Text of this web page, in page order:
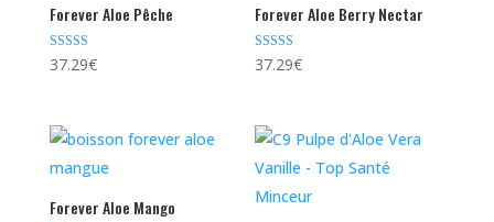
Forever Aloe Pêche
Note
5.00
37.29€
Forever Aloe Berry Nectar
Note
4.65
37.29€
Forever Aloe Mango